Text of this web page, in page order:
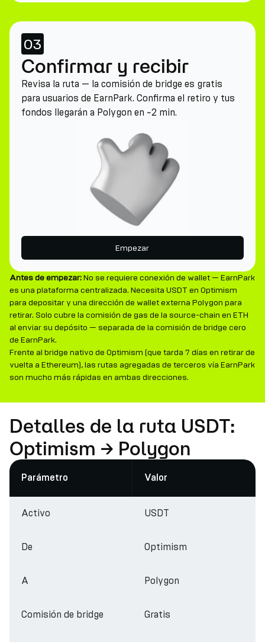
03
Confirmar y recibir
Revisa la ruta — la comisión de bridge es gratis
para usuarios de EarnPark. Confirma el retiro y tus
fondos llegarán a Polygon en ~2 min.
Empezar
Antes de empezar:No se requiere conexión de wallet — EarnPark
es una plataforma centralizada. Necesita USDT en Optimism
para depositar y una dirección de wallet externa Polygon para
retirar. Solo cubre la comisión de gas de la source-chain en ETH
al enviar su depósito — separada de la comisión de bridge cero
de EarnPark.
Frente al bridge nativo de Optimism (que tarda 7 días en retirar de
vuelta a Ethereum), las rutas agregadas de terceros vía EarnPark
son mucho más rápidas en ambas direcciones.
Detalles de la ruta USDT:
Optimism → Polygon
Parámetro Valor
Activo USDT
De Optimism
A Polygon
Comisión de bridge Gratis